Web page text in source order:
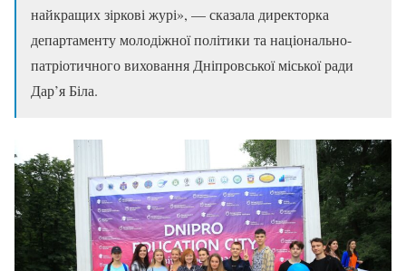
найкращих зіркові журі», — сказала директорка
департаменту молодіжної політики та національно-
патріотичного виховання Дніпровської міської ради
Дар’я Біла.